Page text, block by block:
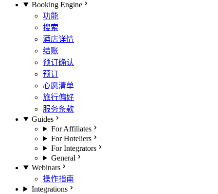
Booking Engine
功能
搜索
酒店详情
结账
预订确认
预订
心愿清单
旅行偏好
服务条款
Guides
For Affiliates
For Hoteliers
For Integrators
General
Webinars
操作指南
Integrations